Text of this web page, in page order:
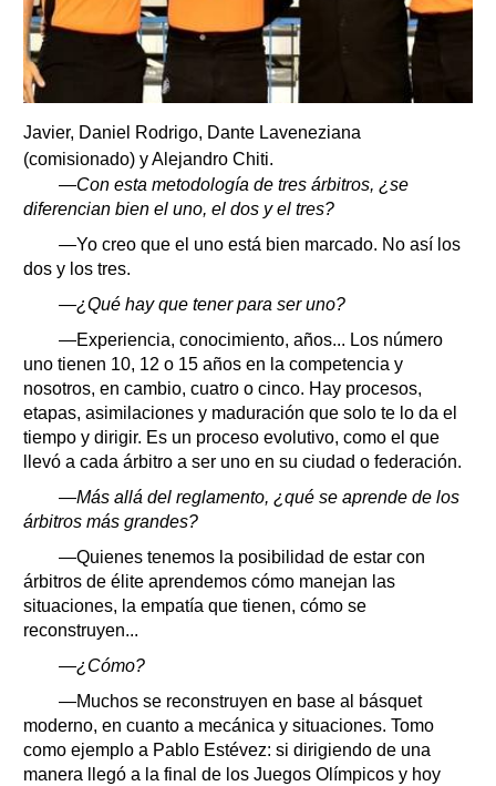
Javier, Daniel Rodrigo, Dante Laveneziana
(comisionado) y Alejandro Chiti.
—Con esta metodología de tres árbitros, ¿se
diferencian bien el uno, el dos y el tres?
—Yo creo que el uno está bien marcado. No así los
dos y los tres.
—¿Qué hay que tener para ser uno?
—Experiencia, conocimiento, años... Los número
uno tienen 10, 12 o 15 años en la competencia y
nosotros, en cambio, cuatro o cinco. Hay procesos,
etapas, asimilaciones y maduración que solo te lo da el
tiempo y dirigir. Es un proceso evolutivo, como el que
llevó a cada árbitro a ser uno en su ciudad o federación.
—Más allá del reglamento, ¿qué se aprende de los
árbitros más grandes?
—Quienes tenemos la posibilidad de estar con
árbitros de élite aprendemos cómo manejan las
situaciones, la empatía que tienen, cómo se
reconstruyen...
—¿Cómo?
—Muchos se reconstruyen en base al básquet
moderno, en cuanto a mecánica y situaciones. Tomo
como ejemplo a Pablo Estévez: si dirigiendo de una
manera llegó a la final de los Juegos Olímpicos y hoy